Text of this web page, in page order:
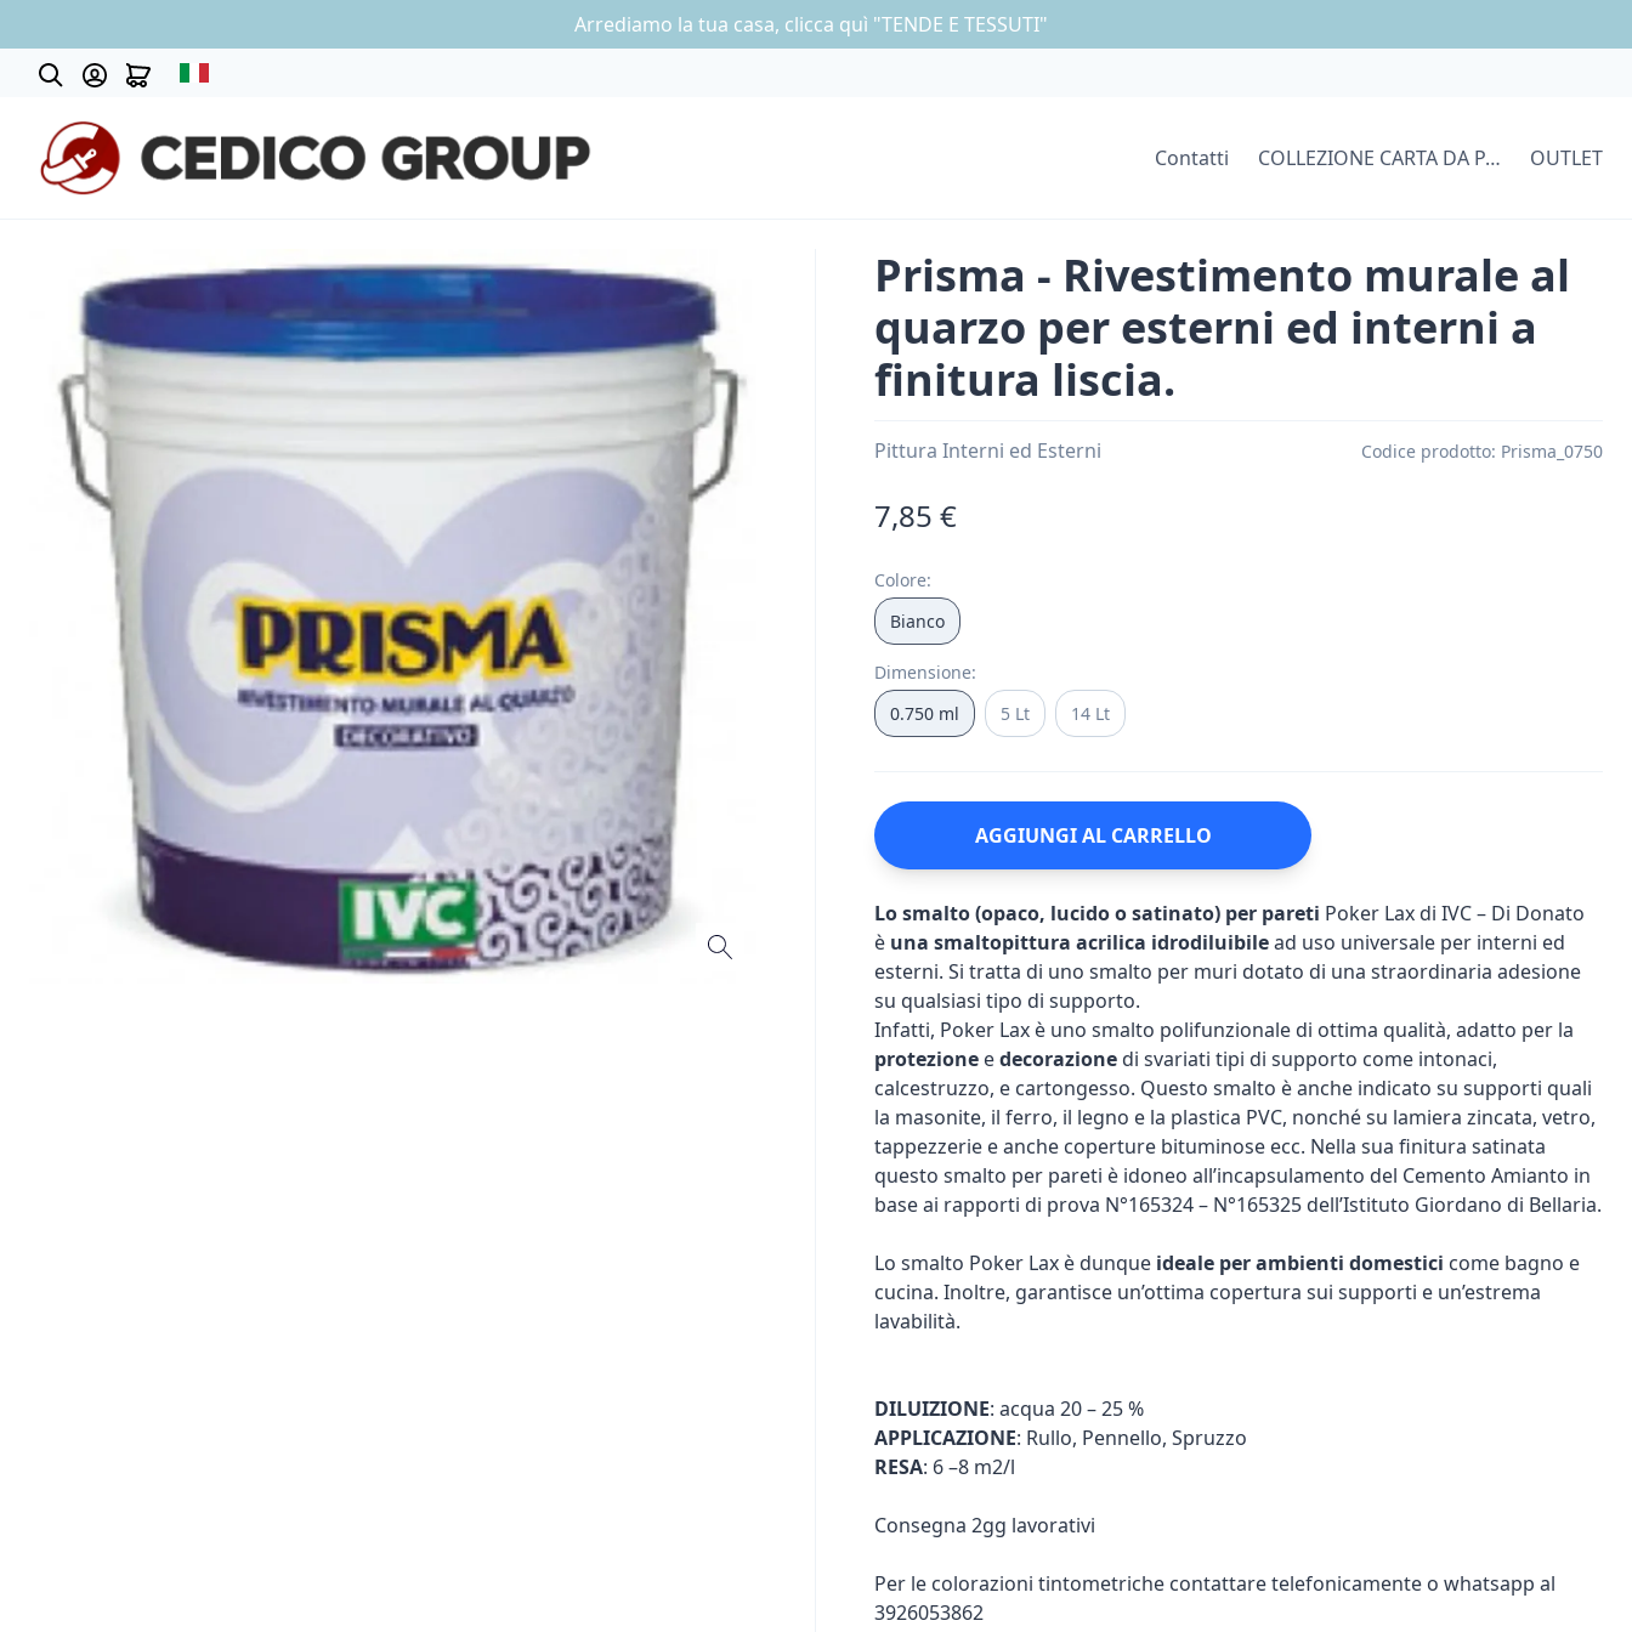
Arrediamo la tua casa, clicca quì "TENDE E TESSUTI"
Contatti COLLEZIONE CARTA DA PARATI OUTLET
Prisma - Rivestimento murale al
quarzo per esterni ed interni a
finitura liscia.
Pittura Interni ed Esterni Codice prodotto: Prisma_0750
7,85 €
Colore:
Bianco
Dimensione:
0.750 ml
5 Lt 14 Lt
AGGIUNGI AL CARRELLO
Lo smalto (opaco, lucido o satinato) per pareti Poker Lax di IVC – Di Donato
è una smaltopittura acrilica idrodiluibilead uso universale per interni ed
esterni. Si tratta di uno smalto per muri dotato di una straordinaria adesione
su qualsiasi tipo di supporto.
Infatti, Poker Lax è uno smalto polifunzionale di ottima qualità, adatto per la
protezione edecorazione di svariati tipi di supporto come intonaci,
calcestruzzo, e cartongesso. Questo smalto è anche indicato su supporti quali
la masonite, il ferro, il legno e la plastica PVC, nonché su lamiera zincata, vetro,
tappezzerie e anche coperture bituminose ecc. Nella sua finitura satinata
questo smalto per pareti è idoneo all’incapsulamento del Cemento Amianto in
base ai rapporti di prova N°165324 – N°165325 dell’Istituto Giordano di Bellaria.
Lo smalto Poker Lax è dunque ideale per ambienti domestici come bagno e
cucina. Inoltre, garantisce un’ottima copertura sui supporti e un’estrema
lavabilità.
DILUIZIONE: acqua 20 – 25 %
APPLICAZIONE: Rullo, Pennello, Spruzzo
RESA: 6 –8 m2/l
Consegna 2gg lavorativi
Per le colorazioni tintometriche contattare telefonicamente o whatsapp al
3926053862